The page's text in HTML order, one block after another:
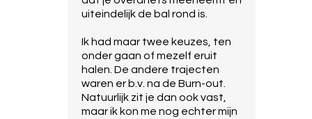
uiteindelijk de bal rond is.
Ik had maar twee keuzes, ten
onder gaan of mezelf eruit
halen. De andere trajecten
waren er b.v. na de Burn-out.
Natuurlijk zit je dan ook vast,
maar ik kon me nog echter mijn